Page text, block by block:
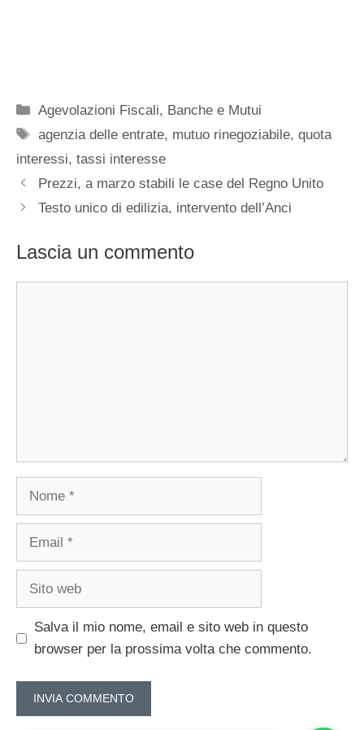
Categorie
Agevolazioni Fiscali, Banche e Mutui
Tag
agenzia delle entrate, mutuo rinegoziabile,quota
interessi, tassi interesse
Prezzi, a marzo stabili le case del Regno Unito
Testo unico di edilizia, intervento dell’Anci
Lascia un commento
Nome
Email
Sito
Salva il mio nome, email e sito web in questo
browser per la prossima volta che commento.